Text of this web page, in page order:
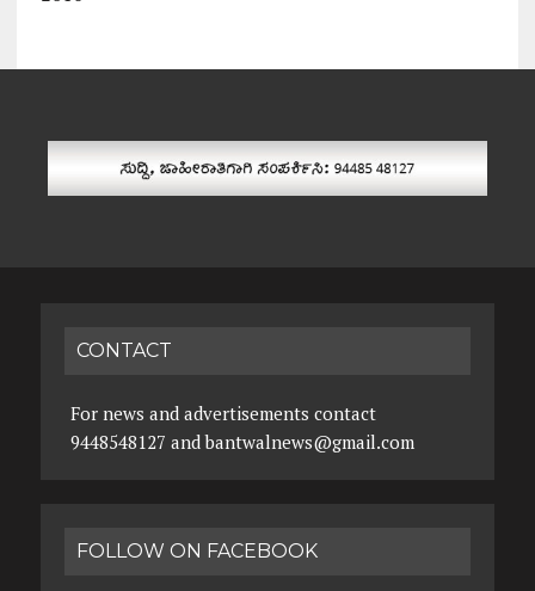
CONTACT
For news and advertisements contact
9448548127 and bantwalnews@gmail.com
FOLLOW ON FACEBOOK